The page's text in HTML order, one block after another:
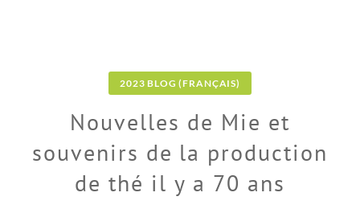
2023 BLOG (FRANÇAIS)
Nouvelles de Mie et
souvenirs de la production
de thé il y a 70 ans